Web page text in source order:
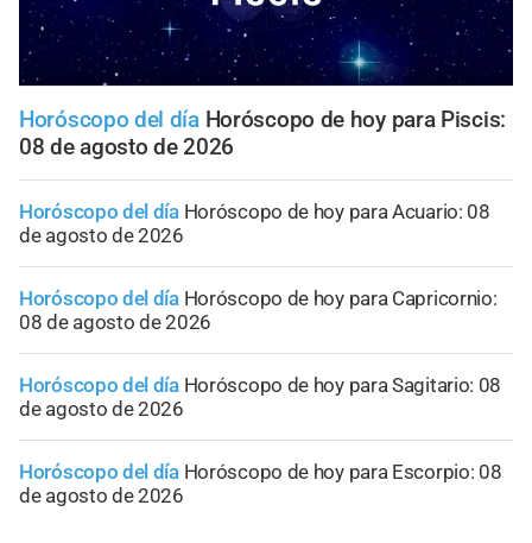
Horóscopo del día Horóscopo de hoy para Piscis:
08 de agosto de 2026
Horóscopo del día Horóscopo de hoy para Acuario: 08
de agosto de 2026
Horóscopo del día Horóscopo de hoy para Capricornio:
08 de agosto de 2026
Horóscopo del día Horóscopo de hoy para Sagitario: 08
de agosto de 2026
Horóscopo del día Horóscopo de hoy para Escorpio: 08
de agosto de 2026